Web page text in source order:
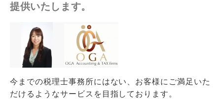
提供いたします。
今までの税理士事務所にはない、お客様にご満足いた
だけるようなサービスを目指しております。